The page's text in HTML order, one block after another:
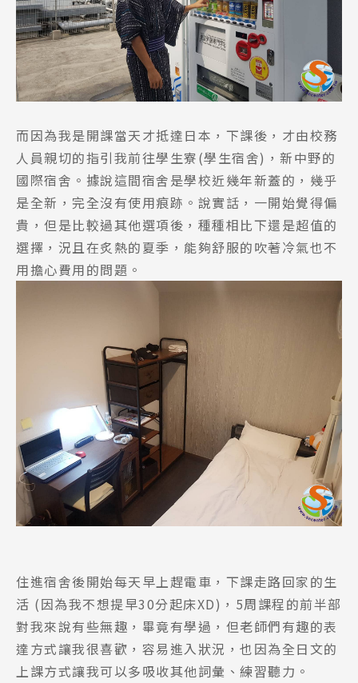
而因為我是開課當天才抵達日本，下課後，才由校務
人員親切的指引我前往學生寮(學生宿舍)，新中野的
國際宿舍。據說這間宿舍是學校近幾年新蓋的，幾乎
是全新，完全沒有使用痕跡。說實話，一開始覺得偏
貴，但是比較過其他選項後，種種相比下還是超值的
選擇，況且在炙熱的夏季，能夠舒服的吹著冷氣也不
用擔心費用的問題。
住進宿舍後開始每天早上趕電車，下課走路回家的生
活 (因為我不想提早30分起床XD)，5周課程的前半部
對我來說有些無趣，畢竟有學過，但老師們有趣的表
達方式讓我很喜歡，容易進入狀況，也因為全日文的
上課方式讓我可以多吸收其他詞彙、練習聽力。